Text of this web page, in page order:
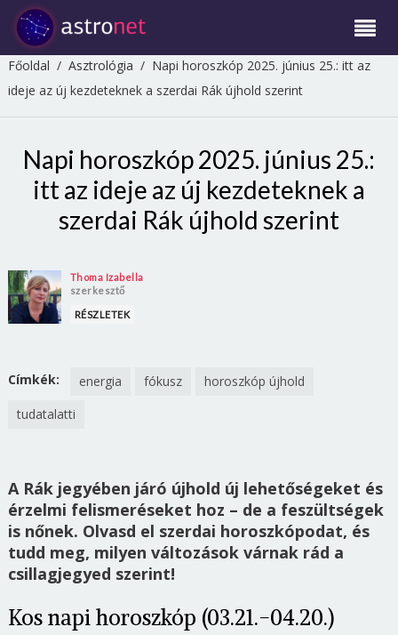
Főoldal / Asztrológia / Napi horoszkóp 2025. június 25.: itt az
ideje az új kezdeteknek a szerdai Rák újhold szerint
Napi horoszkóp 2025. június 25.:
itt az ideje az új kezdeteknek a
szerdai Rák újhold szerint
Thoma Izabella
szerkesztő
RÉSZLETEK
Címkék: energia fókusz
horoszkóp újhold
tudatalatti
A Rák jegyében járó újhold új lehetőségeket és
érzelmi felismeréseket hoz – de a feszültségek
is nőnek. Olvasd el szerdai horoszkópodat, és
tudd meg, milyen változások várnak rád a
csillagjegyed szerint!
Kos napi horoszkóp (03.21.-04.20.)